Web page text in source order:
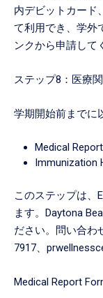
内デビットカード
て利用でき、学外
ンクから申請して
ステップ8：医療
学期開始前までに
Medical
Immunization
このステップは、
ます。Daytona
ださい。問い合わ
7917、
Medical Report